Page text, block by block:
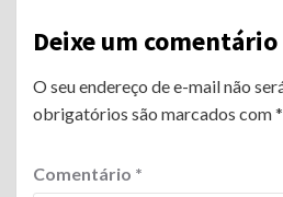
Deixe um comentário
O seu endereço de e-mail não
obrigatórios são marcados com*
Comentário *